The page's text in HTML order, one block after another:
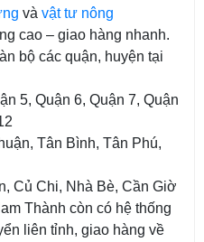
và vật tư nông
cao – giao hàng nhanh.
bộ các quận, huyện tại
5, Quận 6, Quận 7, Quận
Tân Bình, Tân Phú,
Củ Chi, Nhà Bè, Cần Giờ
Thành còn có hệ thống
liên tỉnh, giao hàng về